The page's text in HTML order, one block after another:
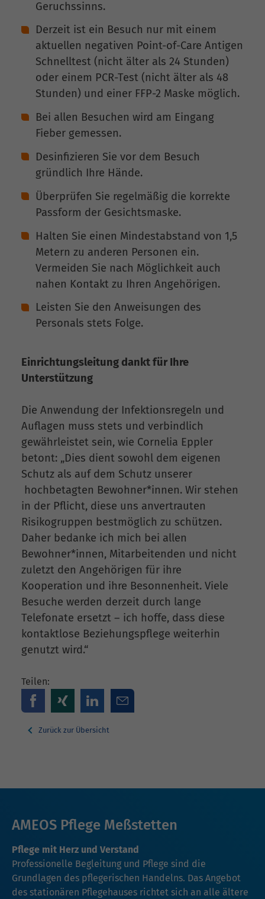
Geruchssinns.
Derzeit ist ein Besuch nur mit einem
aktuellen negativen Point-of-Care Antigen
Schnelltest (nicht älter als 24 Stunden)
oder einem PCR-Test (nicht älter als 48
Stunden) und einer FFP-2 Maske möglich.
Bei allen Besuchen wird am Eingang
Fieber gemessen.
Desinfizieren Sie vor dem Besuch
gründlich Ihre Hände.
Überprüfen Sie regelmäßig die korrekte
Passform der Gesichtsmaske.
Halten Sie einen Mindestabstand von 1,5
Metern zu anderen Personen ein.
Vermeiden Sie nach Möglichkeit auch
nahen Kontakt zu Ihren Angehörigen.
Leisten Sie den Anweisungen des
Personals stets Folge.
Einrichtungsleitung dankt für Ihre
Unterstützung
Die Anwendung der Infektionsregeln und
Auflagen muss stets und verbindlich
gewährleistet sein, wie Cornelia Eppler
betont: „Dies dient sowohl dem eigenen
Schutz als auf dem Schutz unserer
hochbetagten Bewohner*innen. Wir stehen
in der Pflicht, diese uns anvertrauten
Risikogruppen bestmöglich zu schützen.
Daher bedanke ich mich bei allen
Bewohner*innen, Mitarbeitenden und nicht
zuletzt den Angehörigen für ihre
Kooperation und ihre Besonnenheit. Viele
Besuche werden derzeit durch lange
Telefonate ersetzt – ich hoffe, dass diese
kontaktlose Beziehungspflege weiterhin
genutzt wird.“
Teilen:
Zurück zur Übersicht
AMEOS Pflege Meßstetten
Pflege mit Herz und Verstand
Professionelle Begleitung und Pflege sind die
Grundlagen des pflegerischen Handelns. Das Angebot
des stationären Pflegehauses richtet sich an alle ältere